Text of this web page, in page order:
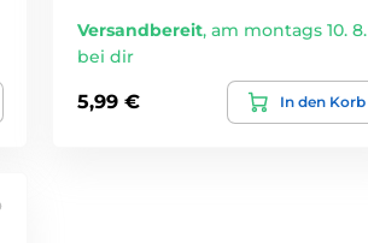
Versandbereit, am montags 10. 8.
bei dir
5,99 € In den Korb